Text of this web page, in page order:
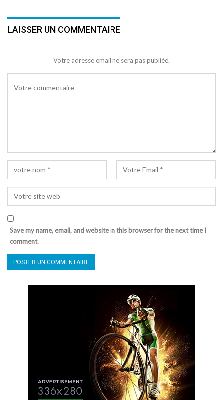
LAISSER UN COMMENTAIRE
Votre adresse email ne sera pas publiée.
Save my name, email, and website in this browser for the next time I
comment.